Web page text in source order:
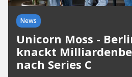
News
Unicorn Moss -
knackt
nach Series C